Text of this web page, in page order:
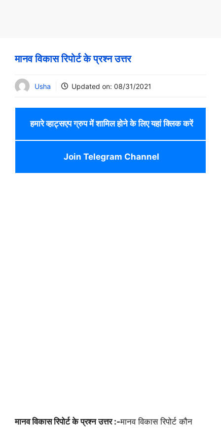
मानव विकास रिपोर्ट के प्रश्न उत्तर
Usha Updated on: 08/31/2021
हमारे व्हाट्सएप ग्रुप में शामिल होने के लिए यहां क्लिक करें
Join Telegram Channel
मानव विकास रिपोर्ट के प्रश्न उत्तर :-मानव विकास रिपोर्ट कौन